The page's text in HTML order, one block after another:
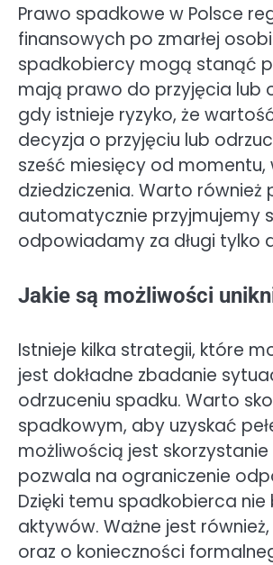
Prawo spadkowe w Polsce
finansowych po zmarłej
spadkobiercy mogą stanąć
mają prawo do przyjęcia lub
gdy istnieje ryzyko, że
decyzja o przyjęciu lub
sześć miesięcy od
dziedziczenia. Warto
automatycznie przyjmujemy
odpowiadamy za długi tylko
Jakie są możliwości
Istnieje kilka strategii, które
jest dokładne zbadanie
odrzuceniu spadku. Warto
spadkowym, aby uzyskać
możliwością jest
pozwala na ograniczenie
Dzięki temu spadkobierca
aktywów. Ważne jest
oraz o konieczności